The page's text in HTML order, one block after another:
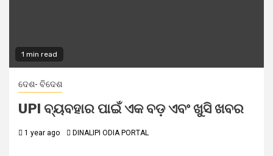
1 min read
ଦେଶ- ବିଦେଶ
UPI ବ୍ୟବହାର ପାଇଁ ଏକ ବଡ଼ ଏବଂ ଖୁସି ଖବର
1 year ago DINALIPI ODIA PORTAL